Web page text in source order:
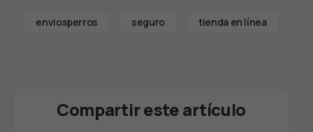
enviosperros seguro tienda en línea
Compartir este artículo